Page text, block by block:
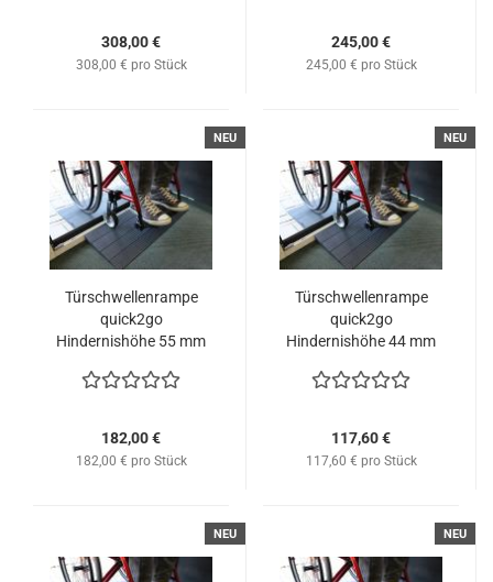
308,00 €
308,00 € pro Stück
245,00 €
245,00 € pro Stück
NEU
Türschwellenrampe
quick2go
Hindernishöhe 55 mm
182,00 €
182,00 € pro Stück
NEU
Türschwellenrampe
quick2go
Hindernishöhe 44 mm
117,60 €
117,60 € pro Stück
NEU NEU